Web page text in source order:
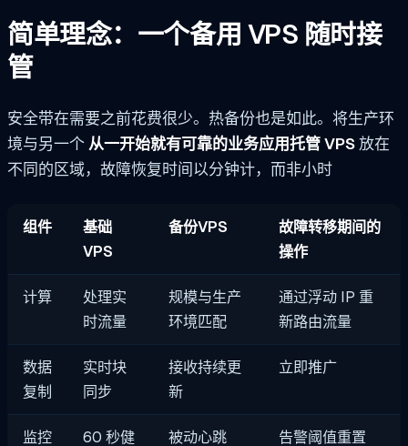
简单理念：一个备用 VPS 随时接
管
安全带在需要之前花费很少。热备份也是如此。将生产环
境与另一个从一开始就有可靠的业务应用托管 VPS放在
不同的区域，故障恢复时间以分钟计，而非小时
组件
基础
VPS
备份VPS
故障转移期间的
操作
计算
处理实
时流量
规模与生产
环境匹配
通过浮动 IP 重
新路由流量
数据
复制
实时块
同步
接收持续更
新
立即推广
监控 60 秒健 被动心跳 告警阈值重置